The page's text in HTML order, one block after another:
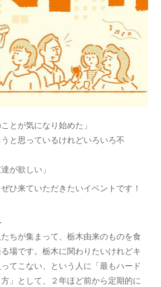
とが気になり始めた」
と思っているけれどいろいろ不
が欲しい」
ひ来ていただきたいイベントです！
ちが集まって、栃木由来のものを食
場です。栃木に関わりたいけれどキ
てこない、という人に「最もハード
」として、２年ほど前から定期的に